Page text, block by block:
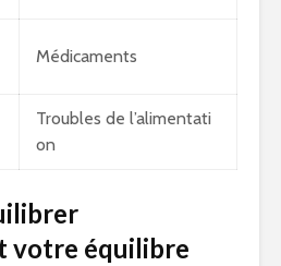
Médicaments
Troubles de l’alimentati
on
votre équilibre